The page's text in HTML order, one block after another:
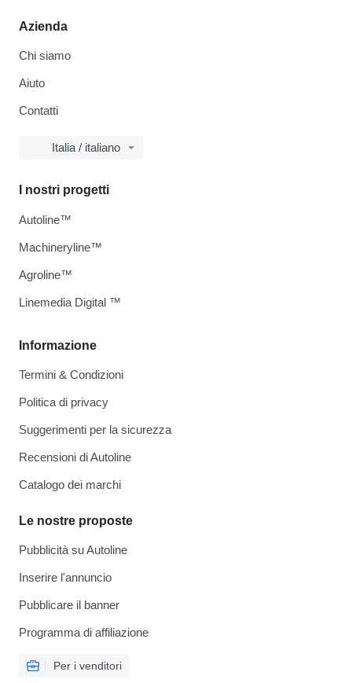
Azienda
Chi siamo
Aiuto
Contatti
Italia / italiano
Informazione
Termini & Condizioni
Politica di privacy
Suggerimenti per la sicurezza
Recensioni di Autoline
Catalogo dei marchi
Le nostre proposte
Pubblicità su Autoline
Inserire l'annuncio
Pubblicare il banner
Programma di affiliazione
Per i venditori
I nostri progetti
Autoline™
Machineryline™
Agroline™
Linemedia Digital ™